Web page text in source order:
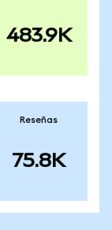
483.9K
Reseñas
75.8K